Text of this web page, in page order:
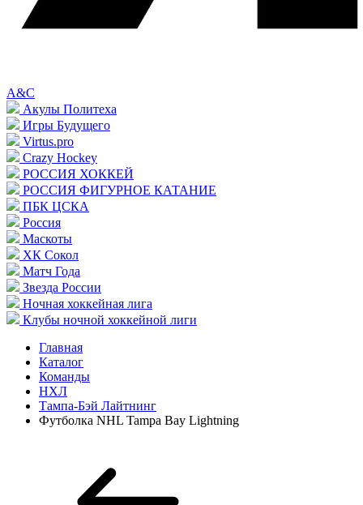
A&C
Акулы Политеха
Игры Будущего
Virtus.pro
Crazy Hockey
РОССИЯ ХОККЕЙ
РОССИЯ ФИГУРНОЕ КАТАНИЕ
ПБК ЦСКА
Россия
Маскоты
ХК Сокол
Матч Года
Звезда России
Ночная хоккейная лига
Клубы ночной хоккейной лиги
Главная
Каталог
Команды
НХЛ
Тампа-Бэй Лайтнинг
Футболка NHL Tampa Bay Lightning